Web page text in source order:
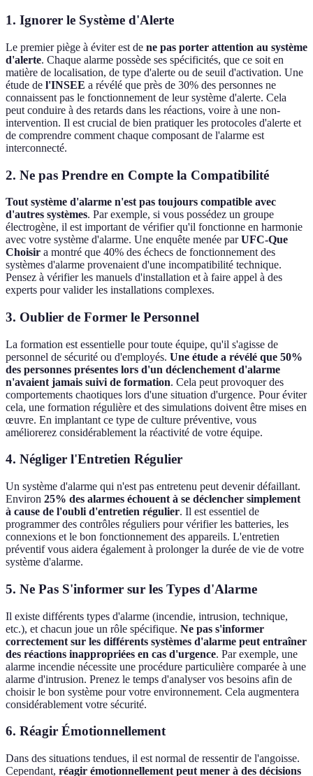
1. Ignorer le Système d'Alerte
Le premier piège à éviter est de ne pas porter attention au système
d'alerte. Chaque alarme possède ses spécificités, que ce soit en
matière de localisation, de type d'alerte ou de seuil d'activation. Une
étude de l'INSEE a révélé que près de 30% des personnes ne
connaissent pas le fonctionnement de leur système d'alerte. Cela
peut conduire à des retards dans les réactions, voire à une non-
intervention. Il est crucial de bien pratiquer les protocoles d'alerte et
de comprendre comment chaque composant de l'alarme est
interconnecté.
2. Ne pas Prendre en Compte la Compatibilité
Tout système d'alarme n'est pas toujours compatible avec
d'autres systèmes. Par exemple, si vous possédez un groupe
électrogène, il est important de vérifier qu'il fonctionne en harmonie
avec votre système d'alarme. Une enquête menée parUFC-Que
Choisir a montré que 40% des échecs de fonctionnement des
systèmes d'alarme provenaient d'une incompatibilité technique.
Pensez à vérifier les manuels d'installation et à faire appel à des
experts pour valider les installations complexes.
3. Oublier de Former le Personnel
La formation est essentielle pour toute équipe, qu'il s'agisse de
personnel de sécurité ou d'employés. Une étude a révélé que 50%
des personnes présentes lors d'un déclenchement d'alarme
n'avaient jamais suivi de formation. Cela peut provoquer des
comportements chaotiques lors d'une situation d'urgence. Pour éviter
cela, une formation régulière et des simulations doivent être mises en
œuvre. En implantant ce type de culture préventive, vous
améliorerez considérablement la réactivité de votre équipe.
4. Négliger l'Entretien Régulier
Un système d'alarme qui n'est pas entretenu peut devenir défaillant.
Environ 25% des alarmes échouent à se déclencher simplement
à cause de l'oubli d'entretien régulier. Il est essentiel de
programmer des contrôles réguliers pour vérifier les batteries, les
connexions et le bon fonctionnement des appareils. L'entretien
préventif vous aidera également à prolonger la durée de vie de votre
système d'alarme.
5. Ne Pas S'informer sur les Types d'Alarme
Il existe différents types d'alarme (incendie, intrusion, technique,
etc.), et chacun joue un rôle spécifique. Ne pas s'informer
correctement sur les différents systèmes d'alarme peut entraîner
des réactions inappropriées en cas d'urgence. Par exemple, une
alarme incendie nécessite une procédure particulière comparée à une
alarme d'intrusion. Prenez le temps d'analyser vos besoins afin de
choisir le bon système pour votre environnement. Cela augmentera
considérablement votre sécurité.
6. Réagir Émotionnellement
Dans des situations tendues, il est normal de ressentir de l'angoisse.
Cependant, réagir émotionnellement peut mener à des décisions